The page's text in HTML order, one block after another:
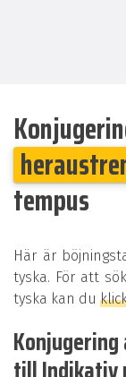
tempus
Här är
tyska. För att
tyska kan du